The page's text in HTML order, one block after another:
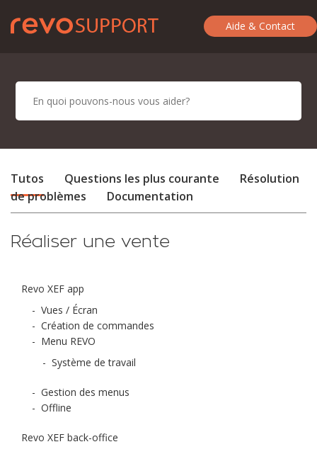
Aide & Contact
Tutos Questions les plus courante
Résolution
de problèmes
Documentation
Réaliser une vente
Revo XEF app
- Vues / Écran
- Création de commandes
- Menu REVO
- Système de travail
- Gestion des menus
- Offline
Revo XEF back-office